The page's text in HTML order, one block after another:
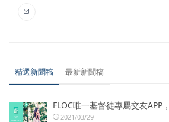
精選新聞稿 最新新聞稿
FLOC唯一基督徒專屬交友APP
2021/03/29